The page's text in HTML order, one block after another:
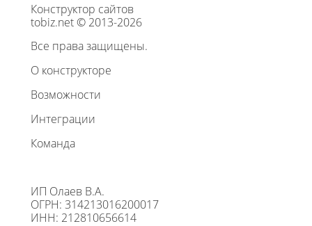
Конструктор сайтов
tobiz.net © 2013-2026
Все права защищены.
О конструкторе
Возможности
Интеграции
Команда
ИП Олаев В.А.
ОГРН: 314213016200017
ИНН: 212810656614